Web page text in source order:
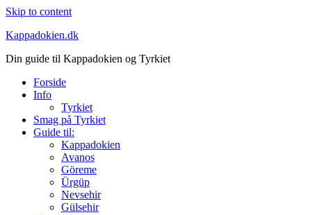
Skip to content
Kappadokien.dk
Din guide til Kappadokien og Tyrkiet
Forside
Info
Tyrkiet
Smag på Tyrkiet
Guide til:
Kappadokien
Avanos
Göreme
Ürgüp
Nevsehir
Gülsehir